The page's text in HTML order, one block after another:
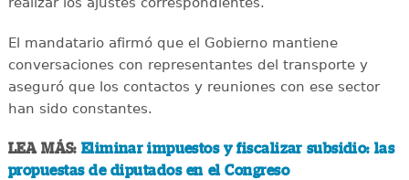
El mandatario afirmó que el Gobierno mantiene
conversaciones con representantes del transporte y
aseguró que los contactos y reuniones con ese sector
han sido constantes.
LEA MÁS: Eliminar impuestos y fiscalizar subsidio: las
propuestas de diputados en el Congreso